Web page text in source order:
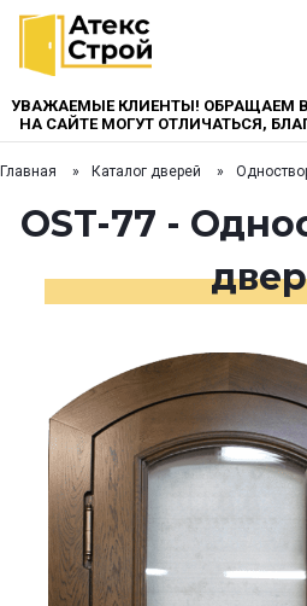
УВАЖАЕМЫЕ КЛИЕНТЫ! ОБРАЩАЕМ
НА САЙТЕ МОГУТ ОТЛИЧАТЬСЯ,
Главная Каталог дверей
OST-77 -